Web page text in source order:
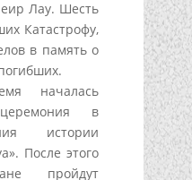
Лау. Шесть
Катастрофу,
в память о
началась
в
истории
После этого
пройдут